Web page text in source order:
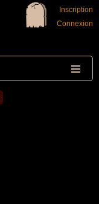
Inscription
Connexion